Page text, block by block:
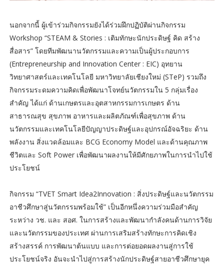
นอกจากนี้ ผู้เข้าร่วมกิจกรรมยังได้ร่วมฝึกปฏิบัติผ่านกิจกรรม
Workshop “STEAM & Stories : เติมทักษะนักประดิษฐ์ คิด สร้าง
สื่อสาร” โดยทีมพัฒนานวัตกรรมและความเป็นผู้ประกอบการ
(Entrepreneurship and Innovation Center : EIC) อุทยาน
วิทยาศาสตร์และเทคโนโลยี มหาวิทยาลัยเชียงใหม่ (STeP) รวมถึง
กิจกรรมระดมความคิดเพื่อพัฒนาโจทย์นวัตกรรมใน 5 กลุ่มเรื่อง
สำคัญ ได้แก่ ด้านเกษตรและอุตสาหกรรมการเกษตร ด้าน
สาธารณสุข สุขภาพ อาหารและผลิตภัณฑ์เพื่อสุขภาพ ด้าน
นวัตกรรมและเทคโนโลยีปัญญาประดิษฐ์และอุปกรณ์อัจฉริยะ ด้าน
พลังงาน สิ่งแวดล้อมและ BCG Economy Model และด้านคุณภาพ
ชีวิตและ Soft Power เพื่อพัฒนาผลงานให้มีศักยภาพในการนำไปใช้
ประโยชน์
กิจกรรม “TVET Smart Idea2Innovation : สิ่งประดิษฐ์และนวัตกรรม
อาชีวศึกษาสู่นวัตกรรมพร้อมใช้” เป็นอีกหนึ่งความร่วมมือสำคัญ
ระหว่าง วช. และ สอศ. ในการสร้างและพัฒนากำลังคนด้านการวิจัย
และนวัตกรรมของประเทศ ผ่านการเสริมสร้างทักษะการคิดเชิง
สร้างสรรค์ การพัฒนาต้นแบบ และการต่อยอดผลงานสู่การใช้
ประโยชน์จริง อันจะนำไปสู่การสร้างนักประดิษฐ์สายอาชีวศึกษายุค